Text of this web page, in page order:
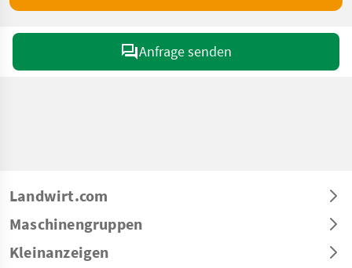
Anfrage senden
Landwirt.com
Maschinengruppen
Kleinanzeigen